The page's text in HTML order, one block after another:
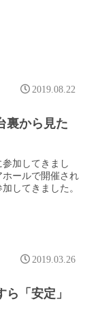
2019.08.22
裏から見た
加してきまし
ールで開催され
してきました。
2019.03.26
「安定」